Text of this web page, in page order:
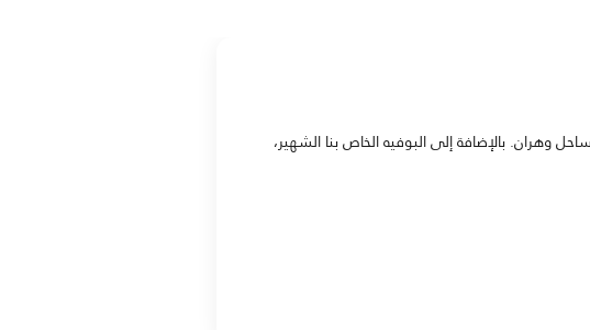
بالإضافة إلى البوفيه الخاص بنا الشهير،